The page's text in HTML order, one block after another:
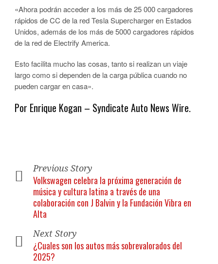
«Ahora podrán acceder a los más de 25 000 cargadores
rápidos de CC de la red Tesla Supercharger en Estados
Unidos, además de los más de 5000 cargadores rápidos
de la red de Electrify America.
Esto facilita mucho las cosas, tanto si realizan un viaje
largo como si dependen de la carga pública cuando no
pueden cargar en casa».
Por Enrique Kogan – Syndicate Auto News Wire.
Previous Story
Volkswagen celebra la próxima generación de
música y cultura latina a través de una
colaboración con J Balvin y la Fundación Vibra en
Alta
Next Story
¿Cuales son los autos más sobrevalorados del
2025?